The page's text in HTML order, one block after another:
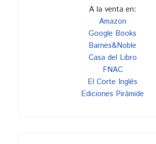
A la venta en:
Amazon
Google Books
Barnes&Noble
Casa del Libro
FNAC
El Corte Inglés
Ediciones Pirámide